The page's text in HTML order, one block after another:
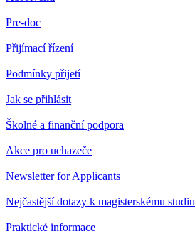
Pre-doc
Přijímací řízení
Podmínky přijetí
Jak se přihlásit
Školné a finanční podpora
Akce pro uchazeče
Newsletter for Applicants
Nejčastější dotazy k magisterskému studiu
Praktické informace